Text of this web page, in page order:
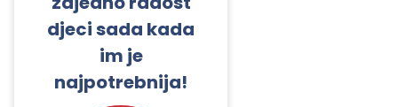
djeci sada kada
im je
najpotrebnija!